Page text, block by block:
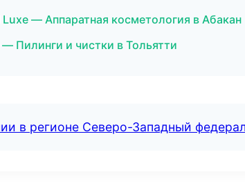
— Аппаратная косметология в Абакан
Пилинги и чистки в Тольятти
в регионе Северо-Западный